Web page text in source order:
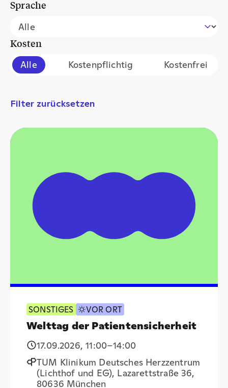
Sprache
Filter events by language
Select content
Kosten
Filter events by cost
Alle Kostenpflichtig Kostenfrei
Filter zurücksetzen
SONSTIGES VOR ORT
Welttag der Patientensicherheit
17.09.2026,11:00–14:00
TUM Klinikum Deutsches Herzzentrum
(Lichthof und EG), Lazarettstraße 36,
80636 München